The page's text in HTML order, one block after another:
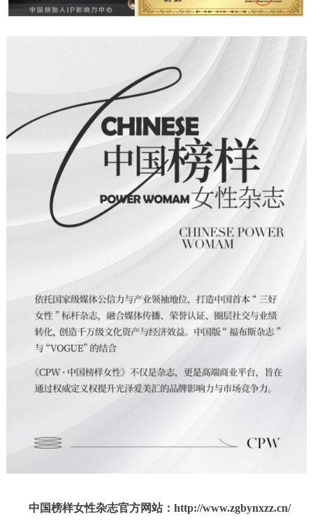
中国榜样女性杂志官方网站：http://www.zgbynxzz.cn/